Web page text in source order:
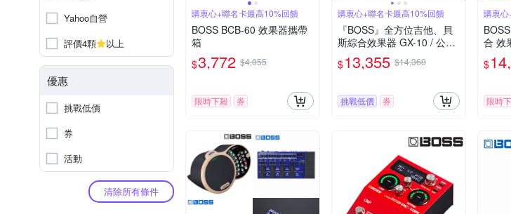
Yahoo自營
評價4顆
以上
優惠
挑戰低價
券
活動
清除所有條件
購衷心+聯名卡最高10%回饋
BOSS BCB-60 效果器攜帶
箱
$3,772 $4,055
限時下殺 券
購衷心+聯名卡最高10%回饋
『BOSS』全方位吉他、貝
斯綜合效果器 GX-10 / 公司
貨保固
$13,355 $14,360
挑戰低價 券
購衷
合 效
年保
$
限時